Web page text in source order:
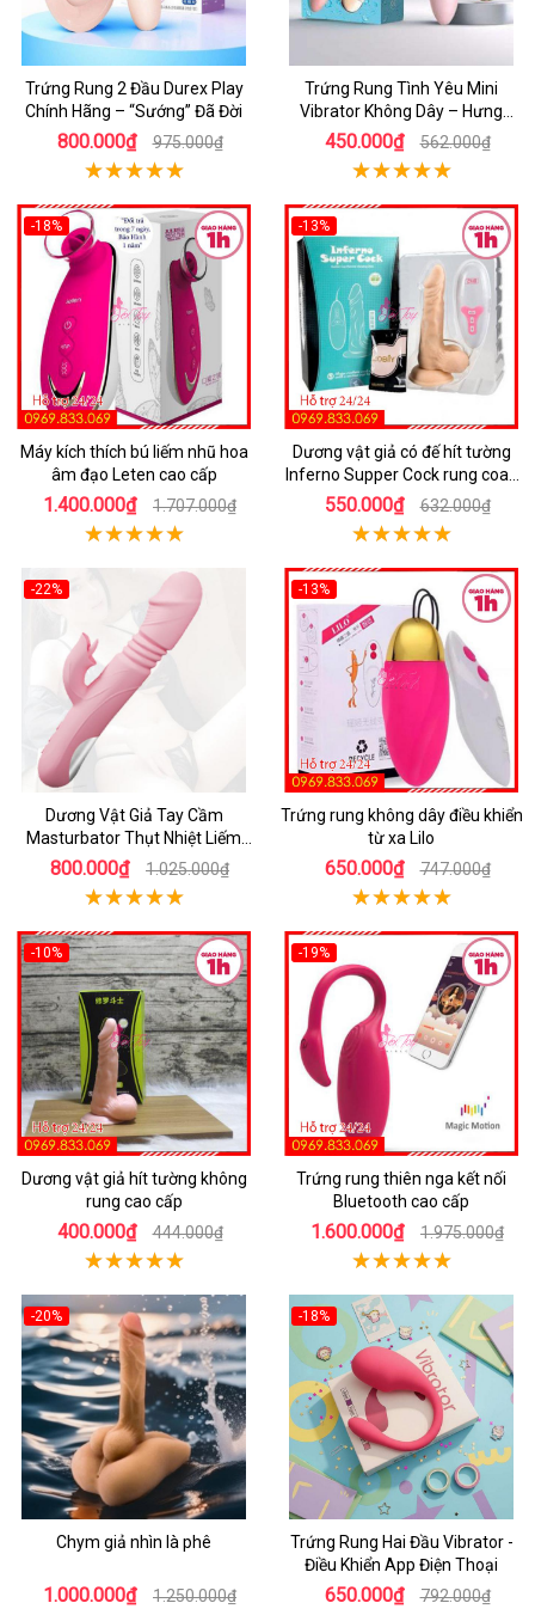
Trứng Rung 2 Đầu Durex Play
Chính Hãng – “Sướng” Đã Đời
800.000₫ 975.000₫
Trứng Rung Tình Yêu Mini
Vibrator Không Dây – Hưng
Phấn Mọi Nơi
450.000₫ 562.000₫
-18%
Máy kích thích bú liếm nhũ hoa
âm đạo Leten cao cấp
1.400.000₫ 1.707.000₫
-13%
Dương vật giả có đế hít tường
Inferno Supper Cock rung coay
7 chế độ
550.000₫ 632.000₫
-22%
Dương Vật Giả Tay Cầm
Masturbator Thụt Nhiệt Liếm
Rung
800.000₫ 1.025.000₫
-13%
Trứng rung không dây điều khiển
từ xa Lilo
650.000₫ 747.000₫
-10%
Dương vật giả hít tường không
rung cao cấp
400.000₫ 444.000₫
-19%
Trứng rung thiên nga kết nối
Bluetooth cao cấp
1.600.000₫ 1.975.000₫
-20%
Chym giả nhìn là phê
1.000.000₫ 1.250.000₫
-18%
Trứng Rung Hai Đầu Vibrator -
Điều Khiển App Điện Thoại
650.000₫ 792.000₫